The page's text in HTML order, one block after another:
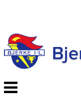
Veksle
navigasjon